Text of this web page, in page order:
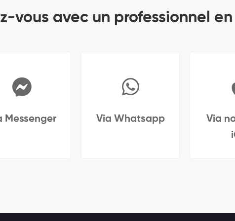
vous avec un professionnel
Messenger Via Whatsapp
Via